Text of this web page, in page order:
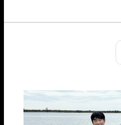
立即投保/試算
旅遊險
機車險推薦
熱門抽獎
支援服務
個人商品
汽車保險總覽
健康傷害險信用の好險
火災保險
公司簡介
企業永續